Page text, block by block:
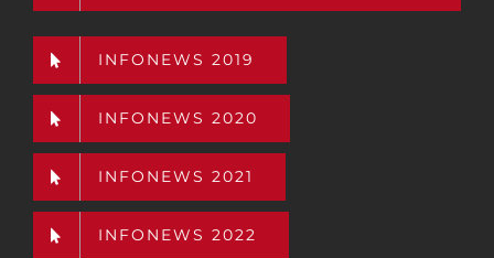
INFONEWS 2019
INFONEWS 2020
INFONEWS 2021
INFONEWS 2022